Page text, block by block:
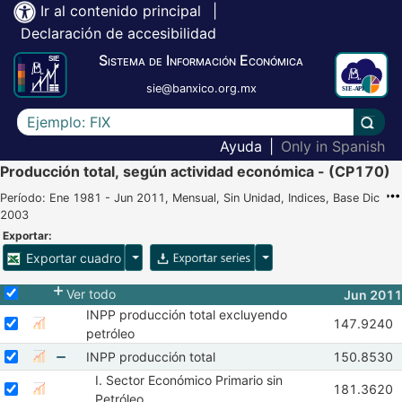
Ir al contenido principal
Declaración de accesibilidad
Sistema de Información Económica
sie@banxico.org.mx
Escriba el texto a buscar
Ayuda
Only in Spanish
Producción total, según actividad económica - (CP170)
Período: Ene 1981 - Jun 2011, Mensual, Sin Unidad, Indices, Base Dic
2003
Exportar:
Exportar cuadro Opciones para exportar cuadroOpciones para exportar
Selecciona o desmarca todas las series
Ver todo Jun 2011
Seleccione sus series
Seleccionar serie INPP producción total excluyendo petróleo
Mostrar gráfica de la serie INPP producción total
INPP producción total excluyendo
petróleo
Abr 2011
147.9240
Seleccione sus series
Seleccionar serie INPP producción totalMostrar gráfica de la serie INPP producción total
Mostrar elementos de INPP producción total
INPP producción total Abr 2011
150.8530
Seleccione sus series
Seleccionar serie I. Sector Económico Primario sin Petróleo
Mostrar gráfica de la serie I. Sector Económico Primario
I. Sector Económico Primario sin
Petróleo
Abr 2011
181.3620